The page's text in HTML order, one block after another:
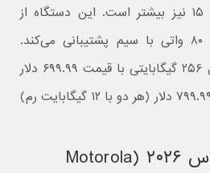
ساعت، حتی از وان‌پلاس ۱۵ نیز بیشتر است. این دستگاه از
همان سرعت شارژ سریع ۸۰ واتی با سیم پشتیبانی می‌کند.
وان‌پلاس ۱۵ آر در دو مدل ۲۵۶ گیگابایتی با قیمت ۶۹۹.۹۹ دلار
و ۵۱۲ گیگابایتی با قیمت ۷۹۹.۹۹ دلار (هر دو با ۱۲ گیگابایت رم)
۵. موتورولا رِیزر پلاس ۲۰۲۶ (Motorola